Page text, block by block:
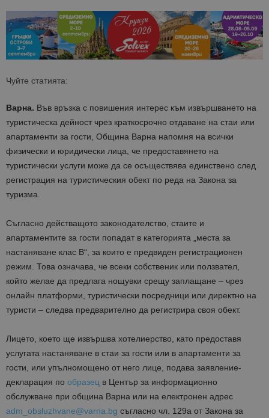
Чуйте статията:
Варна. Във връзка с повишения интерес към извършването на
туристическа дейност чрез краткосрочно отдаване на стаи или
апартаменти за гости, Община Варна напомня на всички
физически и юридически лица, че предоставянето на
туристически услуги може да се осъществява единствено след
регистрация на туристическия обект по реда на Закона за
туризма.
Съгласно действащото законодателство, стаите и
апартаментите за гости попадат в категорията „места за
настаняване клас В“, за които е предвиден регистрационен
режим. Това означава, че всеки собственик или ползвател,
който желае да предлага нощувки срещу заплащане – чрез
онлайн платформи, туристически посредници или директно на
туристи – следва предварително да регистрира своя обект.
Лицето, което ще извършва хотелиерство, като предоставя
услугата настаняване в стаи за гости или в апартаменти за
гости, или упълномощено от него лице, подава заявление-
декларация по образец в Център за информационно
обслужване при община Варна или на електронен адрес
adm_obsluzhvane@varna.bg съгласно чл. 129а от Закона за